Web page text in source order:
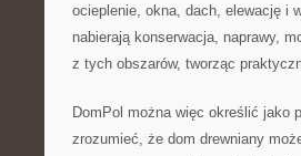
ocieplenie, okna, dach, elewację i
nabierają konserwacja, naprawy,
z tych obszarów, tworząc
DomPol można więc określić jako
zrozumieć, że dom drewniany